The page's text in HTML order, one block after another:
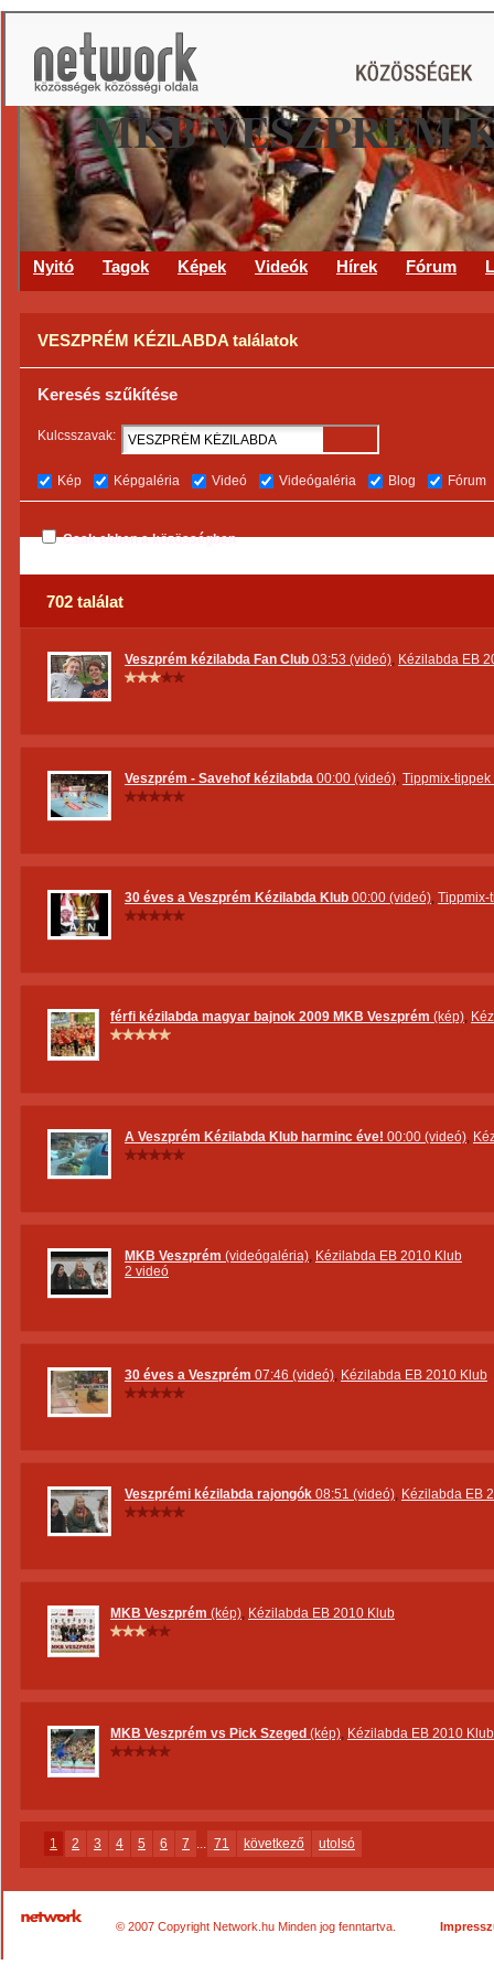
MKB VESZPRÉM
Nyitó Tagok Képek Videók Hírek Fórum
VESZPRÉM KÉZILABDA találatok
Keresés szűkítése
Kulcsszavak:
Kép Képgaléria Videó Videógaléria Blog Fórum
Csak ebben a közösségben
702 találat
Veszprém kézilabda Fan Club 03:53 (videó), Kézilabda EB
Veszprém - Savehof kézilabda 00:00 (videó), Tippmix-
30 éves a Veszprém Kézilabda Klub 00:00 (videó), Tippmix-
férfi kézilabda magyar bajnok 2009 MKB Veszprém (kép),
A Veszprém Kézilabda Klub harminc éve! 00:00 (videó),
MKB Veszprém (videógaléria), Kézilabda EB 2010 Klub
2 videó
30 éves a Veszprém 07:46 (videó), Kézilabda EB 2010 Klub
Veszprémi kézilabda rajongók 08:51 (videó), Kézilabda EB
MKB Veszprém (kép), Kézilabda EB 2010 Klub
MKB Veszprém vs Pick Szeged (kép), Kézilabda EB 2010 Klub
1 2 3 4 5 6 7 ... 71 következő utolsó
© 2007 Copyright Network.hu Minden jog fenntartva.